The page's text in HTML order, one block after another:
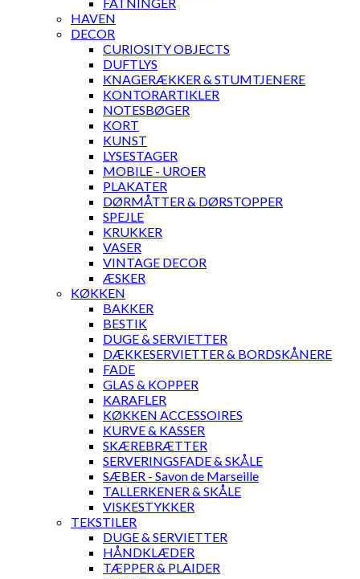
HAVEN
DECOR
CURIOSITY OBJECTS
DUFTLYS
KNAGERÆKKER & STUMTJENERE
KONTORARTIKLER
NOTESBØGER
KORT
KUNST
LYSESTAGER
MOBILE - UROER
PLAKATER
DØRMÅTTER & DØRSTOPPER
SPEJLE
KRUKKER
VASER
VINTAGE DECOR
ÆSKER
KØKKEN
BAKKER
BESTIK
DUGE & SERVIETTER
DÆKKESERVIETTER & BORDSKÅNERE
FADE
GLAS & KOPPER
KARAFLER
KØKKEN ACCESSOIRES
KURVE & KASSER
SKÆREBRÆTTER
SERVERINGSFADE & SKÅLE
SÆBER - Savon de Marseille
TALLERKENER & SKÅLE
VISKESTYKKER
TEKSTILER
DUGE & SERVIETTER
HÅNDKLÆDER
TÆPPER & PLAIDER